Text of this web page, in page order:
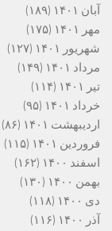
آبان ۱۴۰۱
(۱۸۹)
مهر ۱۴۰۱
(۱۷۵)
شهریور ۱۴۰۱
(۱۲۷)
مرداد ۱۴۰۱
(۱۴۹)
تیر ۱۴۰۱
(۱۱۴)
خرداد ۱۴۰۱
(۹۵)
اردیبهشت ۱۴۰۱
(۸۶)
فروردین ۱۴۰۱
(۱۱۵)
اسفند ۱۴۰۰
(۱۶۲)
بهمن ۱۴۰۰
(۱۳۰)
دی ۱۴۰۰
(۱۱۸)
آذر ۱۴۰۰
(۱۱۶)